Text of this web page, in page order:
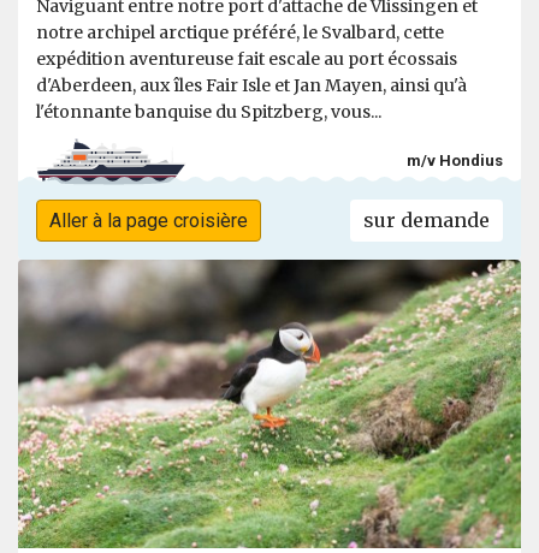
Naviguant entre notre port d'attache de Vlissingen et
notre archipel arctique préféré, le Svalbard, cette
expédition aventureuse fait escale au port écossais
d'Aberdeen, aux îles Fair Isle et Jan Mayen, ainsi qu'à
l'étonnante banquise du Spitzberg, vous...
m/v Hondius
Aller à la page croisière sur demande